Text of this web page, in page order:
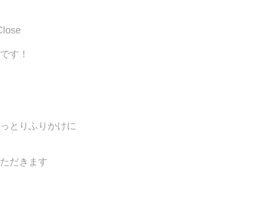
す！
とりふりかけに
だきま す